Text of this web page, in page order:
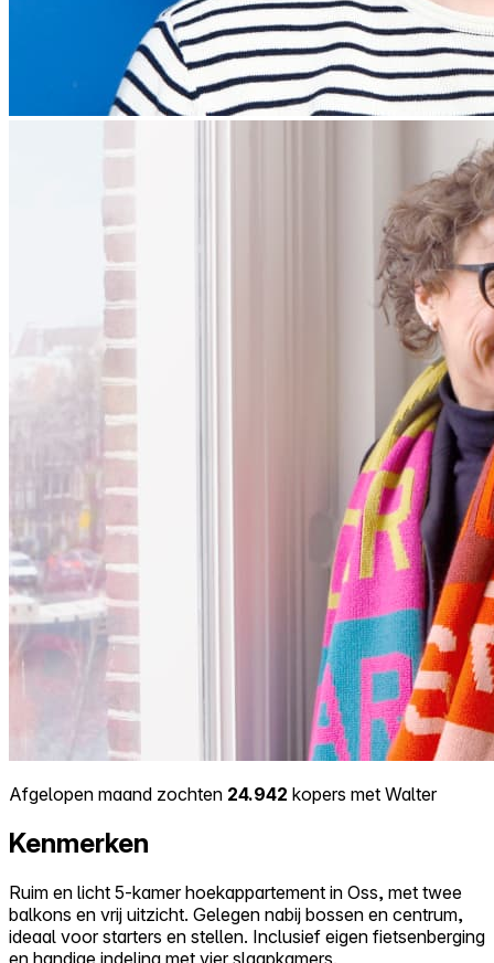
Afgelopen maand zochten 24.942 kopers met Walter
Kenmerken
Ruim en licht 5-kamer hoekappartement in Oss, met twee
balkons en vrij uitzicht. Gelegen nabij bossen en centrum,
ideaal voor starters en stellen. Inclusief eigen fietsenberging
en handige indeling met vier slaapkamers.